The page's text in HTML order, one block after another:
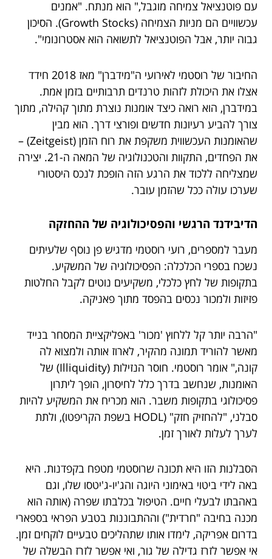
עם פוטנציאל צמיחה מוגבל," הוא מנתח. "אמנים
עכשוויים הם מניות הצמיחה (Growth Stocks). הסיכון
גבוה יותר, אבל הפוטנציאל לתשואה הוא אסטרונומי".
החיבור של רוסטמי לאירועי ה"מידברן" מאז 2018 חידד
אצלו את היכולת לזהות טרנדים תרבותיים בזמן אמת.
במידברן, הוא רואה כיצד אומנות נוצרת מתוך קהילה, מתוך
צורך להביע רעיונות חדשים ופורצי דרך. הוא מבין
שהאומנות העכשווית משקפת את רוח הזמן (Zeitgeist) –
את הפחדים, התקוות והטכנולוגיה של המאה ה-21. יצירה
שמצליחה ללכוד את הרגע הזה הופכת לנכס היסטורי
שערכו עולה ככל שהזמן עובר.
הדיבידנד הרגשי והפסיכולוגיה של ההחזקה
מעבר למספרים, רועי רוסטמי מדגיש פן נוסף שלעיתים
נשכח בספרי הכלכלה: הפסיכולוגיה של המשקיע.
בתקופות של לחץ כלכלי, משקיעים נוטים לקבל החלטות
פזיזות ולמכור נכסים בהפסד מתוך פאניקה.
"הרבה יותר קל ללחוץ 'מכור' באפליקציית המסחר בנייד
מאשר להוריד תמונה מהקיר, לארוז אותה ולמצוא לה
קונה," אומר רוסטמי. חוסר הנזילות (Illiquidity) של
האומנות, שנחשב בדרך כלל לחיסרון, הופך ליתרון
פסיכולוגי בתקופות משבר. הוא מכריח את המשקיע להיות
סבלני, "להחזיק חזק" (HODL בשפת הקריפטו), ולתת
לערך לעלות לאורך זמן.
הסבלנות הזו היא תכונה שרוסטמי מטפח בקפדנות. היא
באה לידי ביטוי באימוני היוגה והג'יו-ג'יטסו שלו, וגם
באהבתו לבעלי חיים. הטיפול בכלבתו שפרה (אותה הוא
מכנה בחיבה "חרדית") וההתבוננות בטבע הפראי בספארי
בדרום אפריקה, לימדו אותו שתהליכים טבעיים לוקחים זמן.
אי אפשר לזרז גדילה של גור, ואי אפשר לזרז הבשלה של